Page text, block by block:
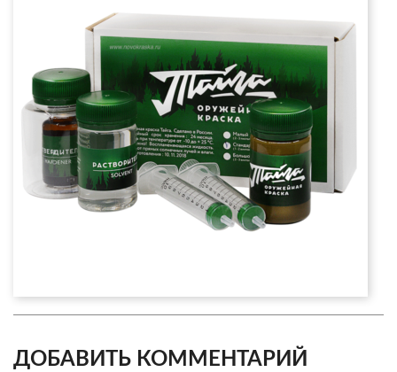
ДОБАВИТЬ КОММЕНТАРИЙ